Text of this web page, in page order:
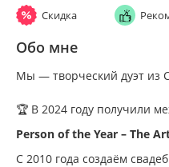
Скидка
Обо мне
Мы — творческий дуэт из
🏆 В 2024 году получили
Person of the Year – The
С 2010 года создаём